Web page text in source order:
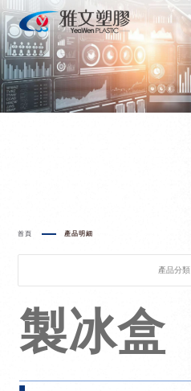
首頁 產品明細
產品分類
製冰盒